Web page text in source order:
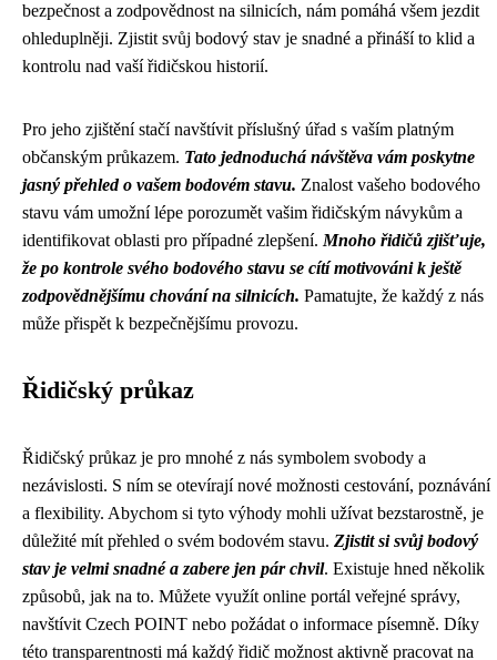
bezpečnost a zodpovědnost na silnicích, nám pomáhá všem jezdit
ohleduplněji. Zjistit svůj bodový stav je snadné a přináší to klid a
kontrolu nad vaší řidičskou historií.
Pro jeho zjištění stačí navštívit příslušný úřad s vaším platným
občanským průkazem. Tato jednoduchá návštěva vám poskytne
jasný přehled o vašem bodovém stavu. Znalost vašeho bodového
stavu vám umožní lépe porozumět vašim řidičským návykům a
identifikovat oblasti pro případné zlepšení. Mnoho řidičů zjišťuje,
že po kontrole svého bodového stavu se cítí motivováni k ještě
zodpovědnějšímu chování na silnicích. Pamatujte, že každý z nás
může přispět k bezpečnějšímu provozu.
Řidičský průkaz
Řidičský průkaz je pro mnohé z nás symbolem svobody a
nezávislosti. S ním se otevírají nové možnosti cestování, poznávání
a flexibility. Abychom si tyto výhody mohli užívat bezstarostně, je
důležité mít přehled o svém bodovém stavu. Zjistit si svůj bodový
stav je velmi snadné a zabere jen pár chvil. Existuje hned několik
způsobů, jak na to. Můžete využít online portál veřejné správy,
navštívit Czech POINT nebo požádat o informace písemně. Díky
této transparentnosti má každý řidič možnost aktivně pracovat na